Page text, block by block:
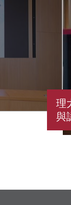
理
與